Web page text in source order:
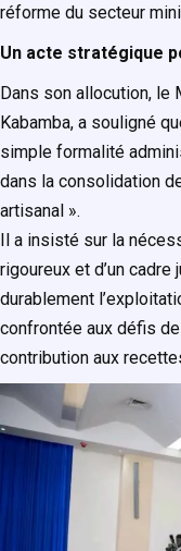
réforme du secteur
Un acte stratégique
Dans son allocution,
Kabamba, a souligné
simple formalité
dans la consolidation
artisanal ».
Il a insisté sur la
rigoureux et d’un
durablement
confrontée aux défis
contribution aux